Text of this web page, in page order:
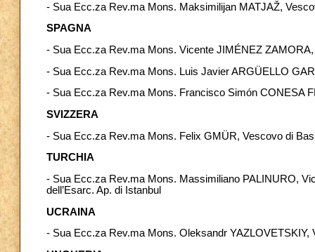
- Sua Ecc.za Rev.ma Mons. Maksimilijan MATJAŽ,
SPAGNA
- Sua Ecc.za Rev.ma Mons. Vicente JIMÉNEZ
- Sua Ecc.za Rev.ma Mons. Luis Javier ARGÜELLO
- Sua Ecc.za Rev.ma Mons. Francisco Simón CONESA
SVIZZERA
- Sua Ecc.za Rev.ma Mons. Felix GMÜR, Vescovo di
TURCHIA
- Sua Ecc.za Rev.ma Mons. Massimiliano PALINURO,
dell’Esarc. Ap. di Istanbul
UCRAINA
- Sua Ecc.za Rev.ma Mons. Oleksandr